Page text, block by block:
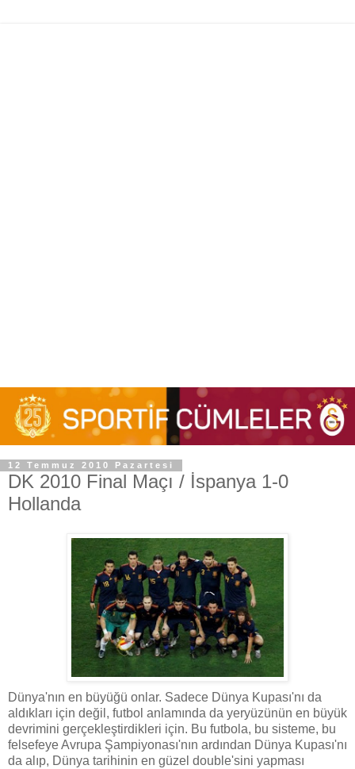
12 Temmuz 2010 Pazartesi
DK 2010 Final Maçı / İspanya 1-0
Hollanda
Dünya'nın en büyüğü onlar. Sadece Dünya Kupası'nı da
aldıkları için değil, futbol anlamında da yeryüzünün en büyük
devrimini gerçekleştirdikleri için. Bu futbola, bu sisteme, bu
felsefeye Avrupa Şampiyonası'nın ardından Dünya Kupası'nı
da alıp, Dünya tarihinin en güzel double'sini yapması